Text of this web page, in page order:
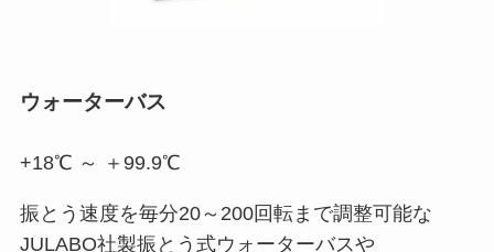
ウォーターバス
+18℃ ～ ＋99.9℃
振とう速度を毎分20～200回転まで調整可能な
JULABO社製振とう式ウォーターバスや